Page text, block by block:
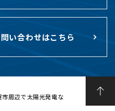
い合わせはこちら
周辺で太陽光発電な